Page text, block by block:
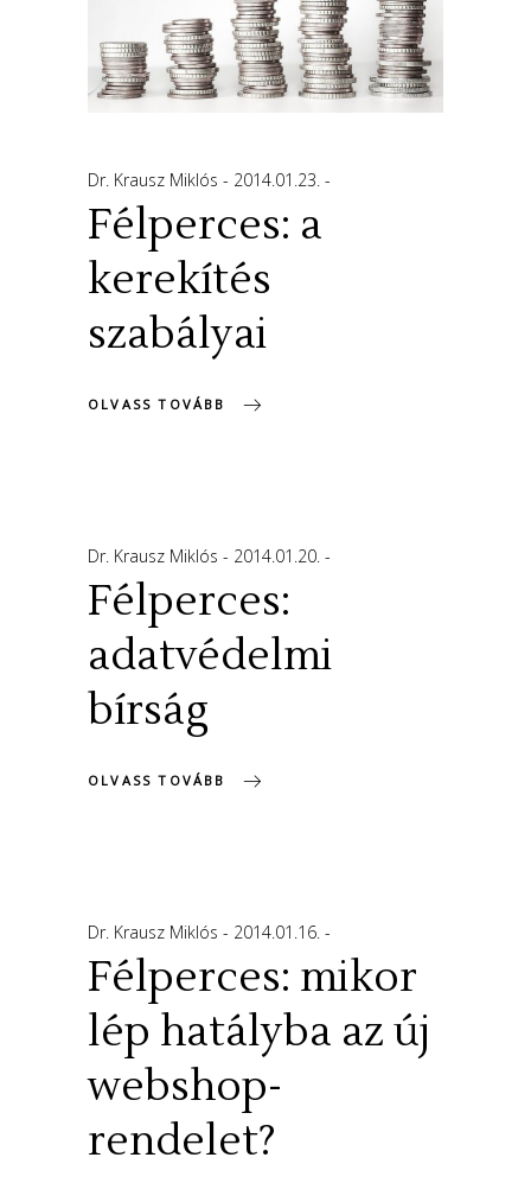
Dr. Krausz Miklós 2014.01.23.
Félperces: a
kerekítés
szabályai
OLVASS TOVÁBB
Dr. Krausz Miklós 2014.01.20.
Félperces:
adatvédelmi
bírság
OLVASS TOVÁBB
Dr. Krausz Miklós 2014.01.16.
Félperces: mikor
lép hatályba az új
webshop-
rendelet?